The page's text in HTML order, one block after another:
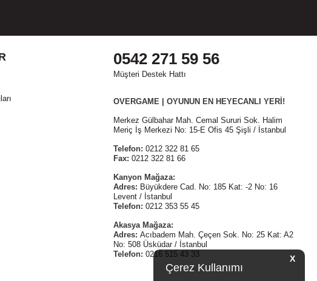
X
Çerez Kullanımı
0542 271 59 56
Müşteri Destek Hattı
OVERGAME | OYUNUN EN HEYECANLI YERİ!
Merkez Gülbahar Mah. Cemal Sururi Sok. Halim
Meriç İş Merkezi No: 15-E Ofis 45 Şişli / İstanbul
Telefon: 0212 322 81 65
Fax: 0212 322 81 66
Kanyon Mağaza:
Adres: Büyükdere Cad. No: 185 Kat: -2 No: 16
Levent / İstanbul
Telefon: 0212 353 55 45
Akasya Mağaza:
Adres: Acıbadem Mah. Çeçen Sok. No: 25 Kat: A2
No: 508 Üsküdar / İstanbul
Telefon: 0216 515 43 33